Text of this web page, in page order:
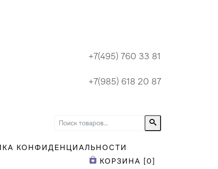
+7(495) 760 33 81
+7(985) 618 20 87
КОНФИДЕНЦИАЛЬНОСТИ
КОРЗИНА [0]